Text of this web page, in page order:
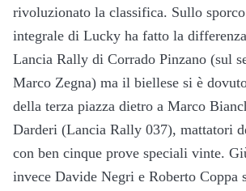
rivoluzionato la classifica. Sullo
integrale di Lucky ha fatto la
Lancia Rally di Corrado Pinzano (sul
Marco Zegna) ma il biellese si è
della terza piazza dietro a Marco
Darderi (Lancia Rally 037), mattatori
con ben cinque prove speciali vinte.
invece Davide Negri e Roberto Coppa